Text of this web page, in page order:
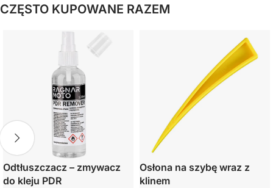
CZĘSTO KUPOWANE RAZEM
Odtłuszczacz – zmywacz
do kleju PDR
Osłona na szybę wraz z
klinem